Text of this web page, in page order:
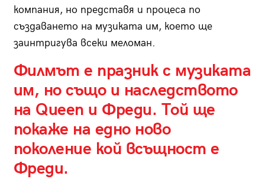
компания, но представя и процеса по
създаването на музиката им, което ще
заинтригува всеки меломан.
Филмът е празник с музиката
им, но също и наследството
на Queen и Фреди. Той ще
покаже на едно ново
поколение кой всъщност е
Фреди.